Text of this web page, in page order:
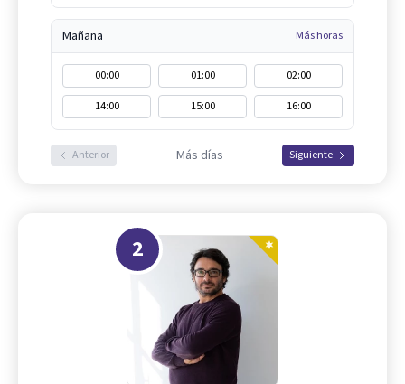
Mañana Más horas
00:00 01:00
02:00
14:00
15:00 16:00
Anterior Más días Siguiente
2